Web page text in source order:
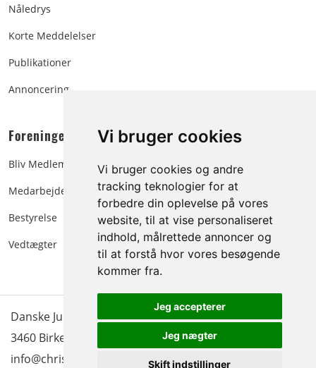
Vi bruger cookies
Vi bruger cookies og andre
tracking teknologier for at
forbedre din oplevelse på vores
website, til at vise personaliseret
indhold, målrettede annoncer og
til at forstå hvor vores besøgende
kommer fra.
Jeg accepterer
Jeg nægter
Skift indstillinger
Nåledrys
Korte Meddelelser
Publikationer
Annoncering
Foreningen:
Bliv Medlem
Medarbejdere
Bestyrelse
Vedtægter
Danske Juletræer - træer & grønt | Blokken 15 | DK-
3460 Birkerød |
Tlf.: 45 35 24 12|
info@christmastree.dk